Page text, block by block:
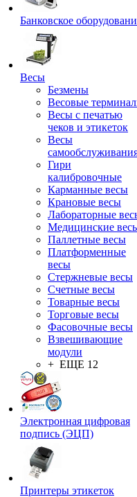
Банковское
Весы
Безмены
Весовые
Весы с печатью
чеков и этикеток
Весы
Гири
калибровочные
Карманные весы
Крановые весы
Лабораторные
Медицинские
Паллетные весы
Платформенные
весы
Стержневые весы
Счетные весы
Товарные весы
Торговые весы
Фасовочные весы
Взвешивающие
модули
+ ЕЩЕ 12
Электронная цифровая
подпись (ЭЦП)
Принтеры этикеток